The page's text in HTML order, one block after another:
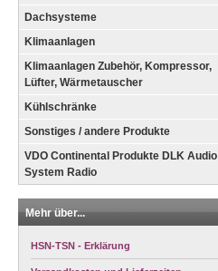
Dachsysteme
Klimaanlagen
Klimaanlagen Zubehör, Kompressor,
Lüfter, Wärmetauscher
Kühlschränke
Sonstiges / andere Produkte
VDO Continental Produkte DLK Audio
System Radio
Mehr über...
HSN-TSN - Erklärung